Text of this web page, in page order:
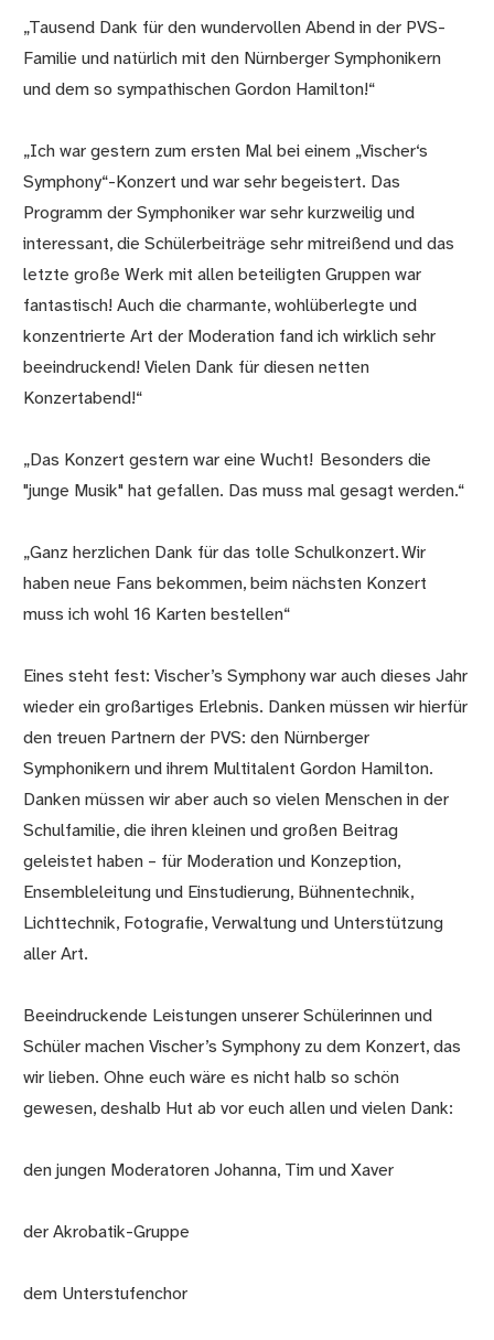
„Tausend Dank für den wundervollen Abend in der PVS-
Familie und natürlich mit den Nürnberger Symphonikern
und dem so sympathischen Gordon Hamilton!“
„Ich war gestern zum ersten Mal bei einem „Vischer‘s
Symphony“-Konzert und war sehr begeistert. Das
Programm der Symphoniker war sehr kurzweilig und
interessant, die Schülerbeiträge sehr mitreißend und das
letzte große Werk mit allen beteiligten Gruppen war
fantastisch! Auch die charmante, wohlüberlegte und
konzentrierte Art der Moderation fand ich wirklich sehr
beeindruckend! Vielen Dank für diesen netten
Konzertabend!“
„Das Konzert gestern war eine Wucht! Besonders die
"junge Musik" hat gefallen. Das muss mal gesagt werden.“
„Ganz herzlichen Dank für das tolle Schulkonzert. Wir
haben neue Fans bekommen, beim nächsten Konzert
muss ich wohl 16 Karten bestellen“
Eines steht fest: Vischer’s Symphony war auch dieses Jahr
wieder ein großartiges Erlebnis. Danken müssen wir hierfür
den treuen Partnern der PVS: den Nürnberger
Symphonikern und ihrem Multitalent Gordon Hamilton.
Danken müssen wir aber auch so vielen Menschen in der
Schulfamilie, die ihren kleinen und großen Beitrag
geleistet haben – für Moderation und Konzeption,
Ensembleleitung und Einstudierung, Bühnentechnik,
Lichttechnik, Fotografie, Verwaltung und Unterstützung
aller Art.
Beeindruckende Leistungen unserer Schülerinnen und
Schüler machen Vischer’s Symphony zu dem Konzert, das
wir lieben. Ohne euch wäre es nicht halb so schön
gewesen, deshalb Hut ab vor euch allen und vielen Dank:
den jungen Moderatoren Johanna, Tim und Xaver
der Akrobatik-Gruppe
dem Unterstufenchor